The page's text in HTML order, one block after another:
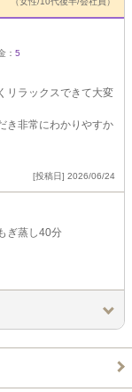
： 5
リラックスできて大変
き非常にわかりやすか
[投稿日] 2026/06/24
ぎ蒸し40分